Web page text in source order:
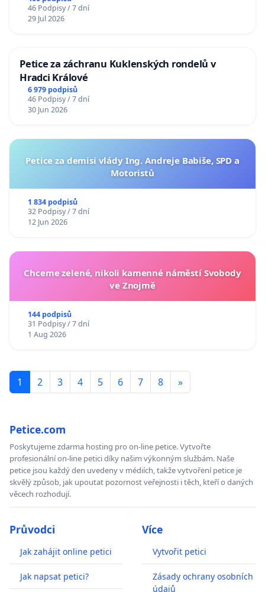
46 Podpisy / 7 dní
29 Jul 2026
Petice za záchranu Kuklenských rondelů v
Hradci Králové
6 979 podpisů
46 Podpisy / 7 dní
30 Jun 2026
Petice za demisi vlády Ing. Andreje Babiše, SPD a
Motoristů
1 834 podpisů
32 Podpisy / 7 dní
12 Jun 2026
Chceme zelené, nikoli kamenné náměstí Svobody
ve Znojmě
144 podpisů
31 Podpisy / 7 dní
1 Aug 2026
1 2 3 4 5 6 7 8 »
Petice.com
Poskytujeme zdarma hosting pro on-line petice. Vytvořte
profesionální on-line petici díky našim výkonným službám. Naše
petice jsou každý den uvedeny v médiích, takže vytvoření petice je
skvělý způsob, jak upoutat pozornost veřejnosti i těch, kteří o daných
věcech rozhodují.
Průvodci
Jak zahájit online petici
Jak napsat petici?
Více
Vytvořit petici
Zásady ochrany osobních
údajů